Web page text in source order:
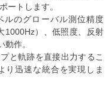
ートします。
ルのグローバル測位精度
1000Hz）、低照度、反射
作。
と軌跡を直接出力するこ
り迅速な統合を実現しま